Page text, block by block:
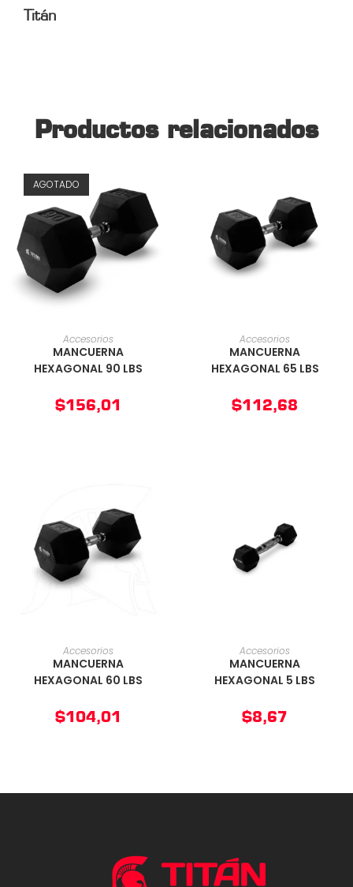
Titán
Productos relacionados
AGOTADO
AÑADIR AL CARRITO
Accesorios
MANCUERNA
HEXAGONAL 90 LBS
$156,01
AÑADIR AL CARRITO
Accesorios
MANCUERNA
HEXAGONAL 65 LBS
$112,68
AÑADIR AL CARRITO
Accesorios
MANCUERNA
HEXAGONAL 60 LBS
$104,01
AÑADIR AL CARRITO
Accesorios
MANCUERNA
HEXAGONAL 5 LBS
$8,67